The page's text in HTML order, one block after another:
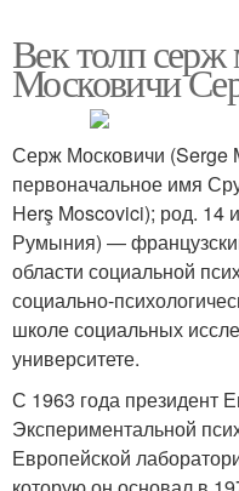
Век толп серж
Московичи
Серж Московичи (Serge
первоначальное имя
Herş Moscovici); род. 14
Румыния) —
области социальной
социально-
школе социальных
университете.
С 1963 года президент
Экспериментальной
Европейской